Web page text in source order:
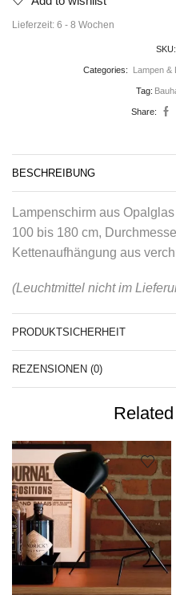
Lieferzeit: 6 - 8 Wochen
SKU:
Categories: Lampen &
Tag:
Share:
BESCHREIBUNG
Lampenschirm aus
100 bis 180 cm,
Kettenaufhängung aus
(Leuchtmittel nicht im
PRODUKTSICHERHEIT
REZENSIONEN (0)